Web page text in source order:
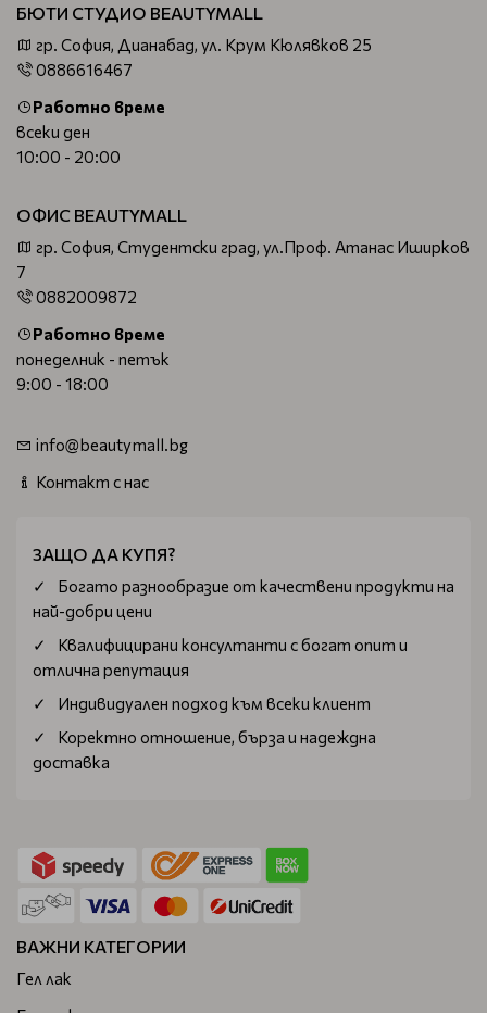
БЮТИ СТУДИО BEAUTYMALL
гр. София, Дианабад, ул. Крум Кюлявков 25
0886616467
Работно време
всеки ден
10:00 - 20:00
ОФИС BEAUTYMALL
гр. София, Студентски град, ул.Проф. Атанас Иширков
7
0882009872
Работно време
понеделник - петък
9:00 - 18:00
info@beautymall.bg
Контакт с нас
ЗАЩО ДА КУПЯ?
Богатo разнообразие от качествени продукти на
най-добри цени
Квалифицирани консултанти с богат опит и
отлична репутация
Индивидуален подход към всеки клиент
Коректно отношение, бърза и надеждна
доставка
ВАЖНИ КАТЕГОРИИ
Гел лак